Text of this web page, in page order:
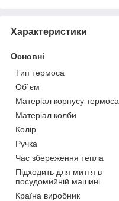
Характеристики
Основні
Тип термоса
Об`єм
Матеріал корпусу термоса
Матеріал колби
Колір
Ручка
Час збереження тепла
Підходить для миття в
посудомийній машині
Країна виробник